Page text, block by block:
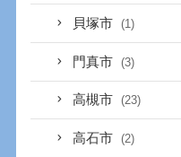
貝塚市 (1)
門真市 (3)
高槻市 (23)
高石市 (2)